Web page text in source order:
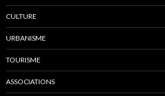
CULTURE
URBANISME
TOURISME
ASSOCIATIONS